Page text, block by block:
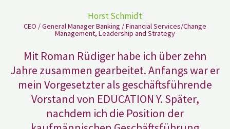
Horst Schmidt
CEO / General Manager Banking / Financial Services/Change
Management, Leadership and Strategy
Mit Roman Rüdiger habe ich über zehn
Jahre zusammen gearbeitet. Anfangs war er
mein Vorgesetzter als geschäftsführende
Vorstand von EDUCATION Y. Später,
nachdem ich die Position der